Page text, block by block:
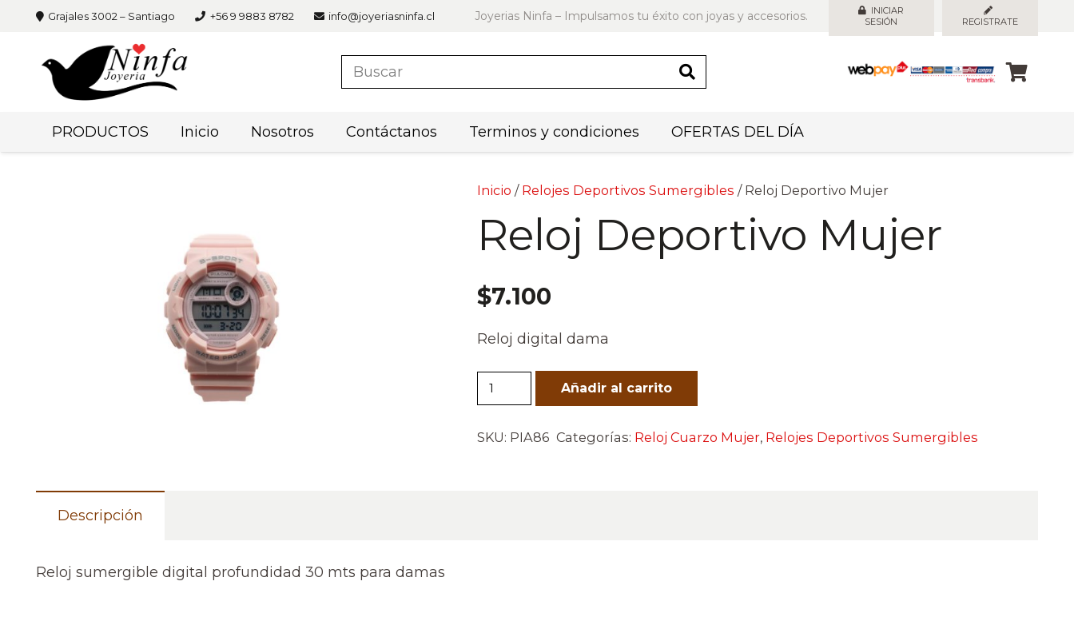
Grajales 3002 – Santiago +56 9 9883 8782 info@joyeriasninfa.cl Joyerias Ninfa – Impulsamos tu éxito con joyas y accesorios.
INICIAR
SESIÓN
REGISTRATE
PRODUCTOS Inicio Nosotros Contáctanos Terminos y condiciones OFERTAS DEL DÍA
Inicio / Relojes Deportivos Sumergibles / Reloj Deportivo Mujer
Reloj Deportivo Mujer
$7.100
Reloj digital dama
Reloj
Deportivo
cantidad
Añadir al carrito
SKU: PIA86 Categorías: Reloj Cuarzo Mujer, Relojes Deportivos Sumergibles
Descripción
Reloj sumergible digital profundidad 30 mts para damas